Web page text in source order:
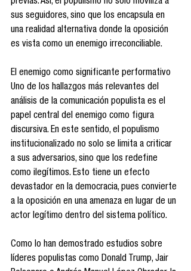
previas. Así, el populismo no solo moviliza a
sus seguidores, sino que los encapsula en
una realidad alternativa donde la oposición
es vista como un enemigo irreconciliable.
El enemigo como significante performativo
Uno de los hallazgos más relevantes del
análisis de la comunicación populista es el
papel central del enemigo como figura
discursiva. En este sentido, el populismo
institucionalizado no solo se limita a criticar
a sus adversarios, sino que los redefine
como ilegítimos. Esto tiene un efecto
devastador en la democracia, pues convierte
a la oposición en una amenaza en lugar de un
actor legítimo dentro del sistema político.
Como lo han demostrado estudios sobre
líderes populistas como Donald Trump, Jair